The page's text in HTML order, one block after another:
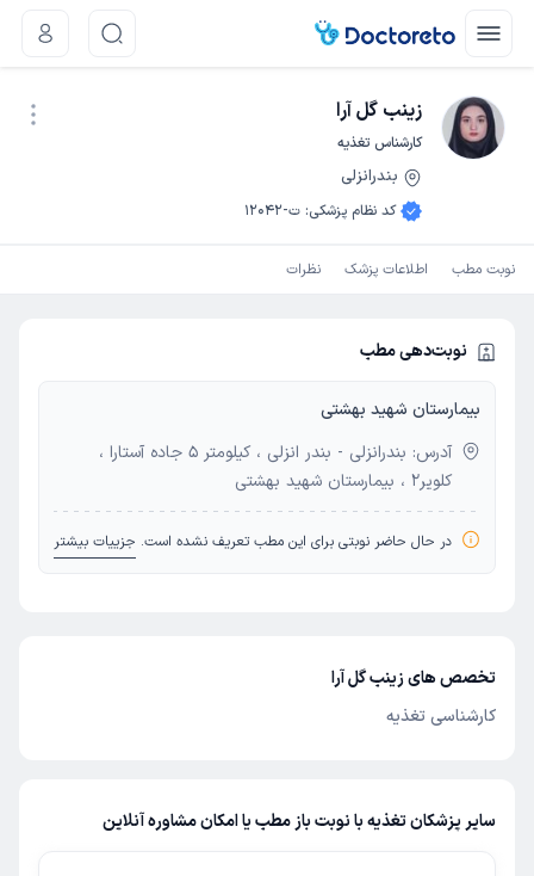
زینب گل آرا
کارشناس تغذیه
بندرانزلی
کد نظام پزشکی: ت-12042
نوبت مطب اطلاعات پزشک نظرات
نوبت‌دهی مطب
بیمارستان شهید بهشتی
آدرس: بندرانزلی - بندر انزلی ، کیلومتر 5 جاده آستارا ،
کلویر2 ، بیمارستان شهید بهشتی
در حال حاضر نوبتی برای این مطب تعریف نشده است. جزییات بیشتر
تخصص های زینب گل آرا
کارشناسی تغذیه
سایر پزشکان تغذیه با نوبت باز مطب یا امکان مشاوره آنلاین